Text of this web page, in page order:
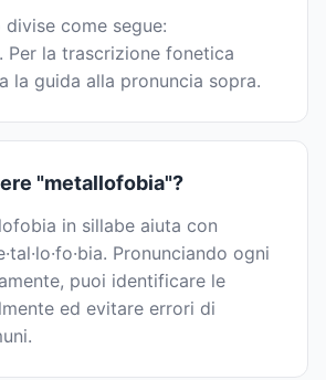
divise come segue:
Per la trascrizione fonetica
la guida alla pronuncia sopra.
"metallofobia"?
in sillabe aiuta con
Pronunciando ogni
puoi identificare le
ed evitare errori di